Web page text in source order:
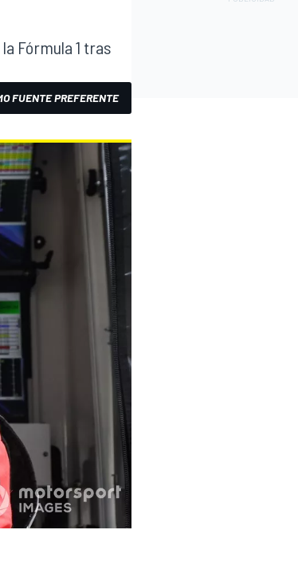
Fórmula 1 tras
FUENTE PREFERENTE